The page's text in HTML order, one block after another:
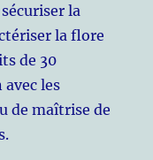
la
la flore
de 30
les
de maîtrise de